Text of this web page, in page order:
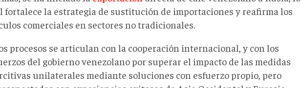
fortalece la estrategia de sustitución de importaciones y reafirma los
comerciales en sectores no tradicionales.
procesos se articulan con la cooperación internacional, y con los
del gobierno venezolano por superar el impacto de las medidas
unilaterales mediante soluciones con esfuerzo propio, pero